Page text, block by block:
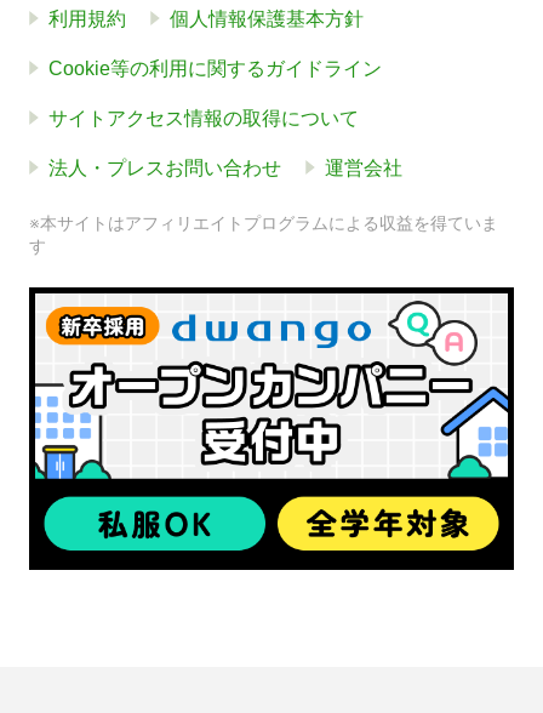
利用規約 個人情報保護基本方針
Cookie等の利用に関するガイドライン
サイトアクセス情報の取得について
法人・プレスお問い合わせ 運営会社
※本サイトはアフィリエイトプログラムによる収益を得ていま
す